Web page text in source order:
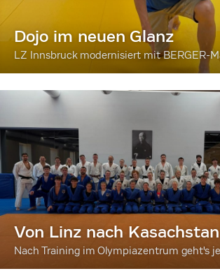
Dojo im neuen Glanz
LZ Innsbruck modernisiert mit BERGER-
Von Linz nach Kasachstan
Nach Training im Olympiazentrum geht's